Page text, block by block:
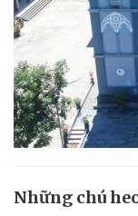
Những chú